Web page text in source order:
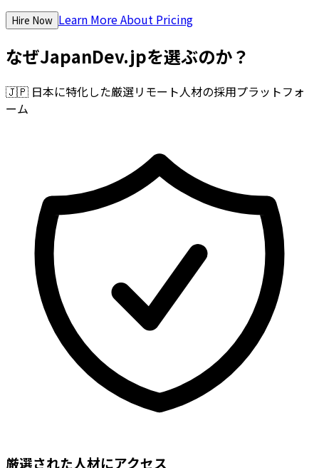
Hire Now Learn More About Pricing
なぜJapanDev.jpを選ぶのか？
🇯🇵 日本に特化した厳選リモート人材の採用プラットフォ
ーム
厳選された人材にアクセス